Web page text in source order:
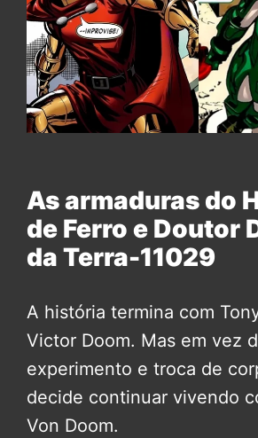
As armaduras do
de Ferro e Doutor
da Terra-11029
A história termina com
Victor Doom. Mas em vez
experimento e troca de
decide continuar vivendo
Von Doom.